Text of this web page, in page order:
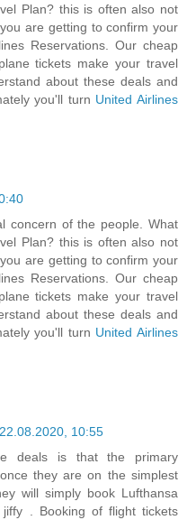
Plan? this is often also not
are getting to confirm your
Reservations. Our cheap
tickets make your travel
about these deals and
you'll turn United Airlines
concern of the people. What
Plan? this is often also not
are getting to confirm your
Reservations. Our cheap
tickets make your travel
about these deals and
you'll turn United Airlines
22.08.2020, 10:55
deals is that the primary
they are on the simplest
will simply book Lufthansa
jiffy . Booking of flight tickets